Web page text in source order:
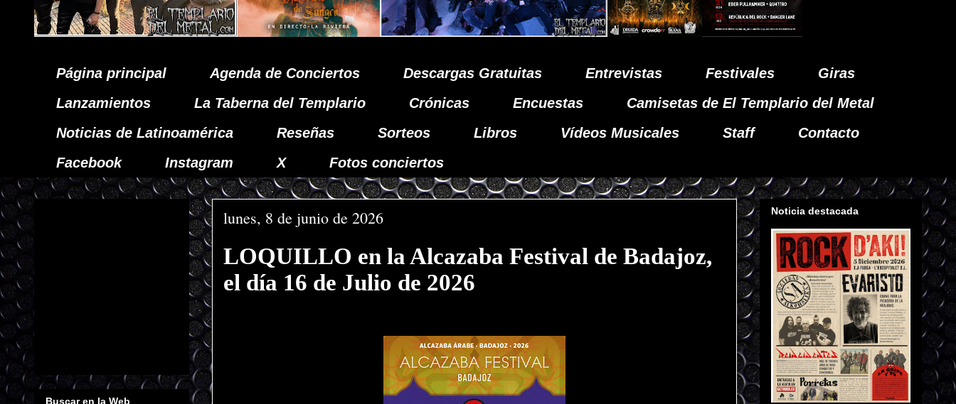
Página principal Agenda de Conciertos Descargas Gratuitas Entrevistas Festivales
Giras
Lanzamientos
La Taberna del Templario Crónicas Encuestas
Camisetas de El Templario del Metal
Noticias de Latinoamérica
Reseñas Sorteos Libros Vídeos Musicales Staff
Contacto
Facebook
Instagram X Fotos conciertos
lunes, 8 de junio de 2026
LOQUILLO en la Alcazaba Festival de Badajoz,
el día 16 de Julio de 2026
Buscar en la Web
Noticia destacada